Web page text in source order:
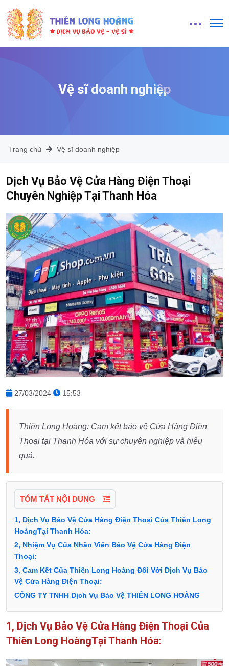
Vệ sĩ doanh nghiệp
Trang chủ Vệ sĩ doanh nghiệp
Dịch Vụ Bảo Vệ Cửa Hàng Điện Thoại
Chuyên Nghiệp Tại Thanh Hóa
27/03/2024 15:53
Thiên Long Hoàng: Cam kết bảo vệ Cửa Hàng Điện
Thoại tại Thanh Hóa với sự chuyên nghiệp và hiệu
quả.
TÓM TẮT NỘI DUNG
1, Dịch Vụ Bảo Vệ Cửa Hàng Điện Thoại Của Thiên Long
HoàngTại Thanh Hóa:
2, Nhiệm Vụ Của Nhân Viên Bảo Vệ Cửa Hàng Điện
Thoại:
3, Cam Kết Của Thiên Long Hoàng Đối Với Dịch Vụ Bảo
Vệ Cửa Hàng Điện Thoại:
CÔNG TY TNHH Dịch Vụ Bảo Vệ THIÊN LONG HOÀNG
1, Dịch Vụ Bảo Vệ Cửa Hàng Điện Thoại Của
Thiên Long HoàngTại Thanh Hóa: